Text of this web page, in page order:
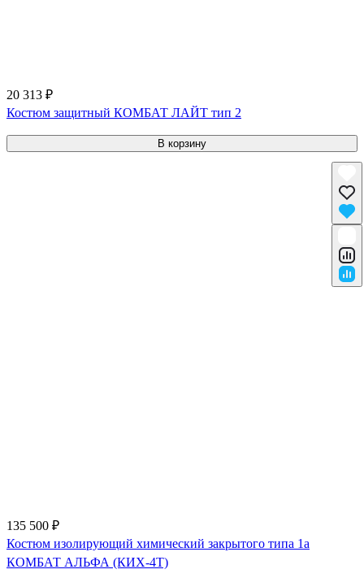
20 313 ₽
Костюм защитный КОМБАТ ЛАЙТ тип 2
В корзину
135 500 ₽
Костюм изолирующий химический закрытого типа 1a
КОМБАТ АЛЬФА (КИХ-4Т)